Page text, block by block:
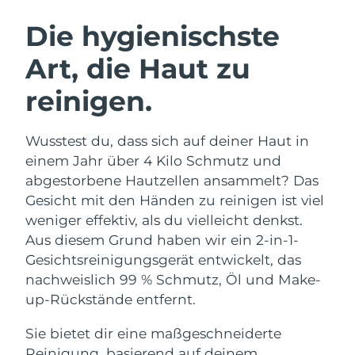
Die hygienischste
Art, die Haut zu
reinigen.
Wusstest du, dass sich auf deiner Haut in
einem Jahr über 4 Kilo Schmutz und
abgestorbene Hautzellen ansammelt? Das
Gesicht mit den Händen zu reinigen ist viel
weniger effektiv, als du vielleicht denkst.
Aus diesem Grund haben wir ein 2-in-1-
Gesichtsreinigungsgerät entwickelt, das
nachweislich 99 % Schmutz, Öl und Make-
up-Rückstände entfernt.
Sie bietet dir eine maßgeschneiderte
Gesichtsreinigung
Anti-aging massage
LUNA™ 4 Plus
Massage, LED heating
LUNA™ 4 Men
For men, anti-aging massage
Microcurrent toning
BEAR™ 2 go
Microcurrent toning on-the-go
BEAR™ 2 eyes & lips
Microcurrent line smoothing device
Hydratisierung
UFO™ 3 Set
Deep facial hydration
UFO™ 3 LED
device
Mundpflege
issa™ 4
Hybrid silicone sonic toothbrush
issa™ 4 plus
FAQ™ ANTI-AGING-BEHANDLUNG
Anti-aging LED-Behandlungen
NEW
Österreich Erwartete Lieferung
Bahrain Erwartete Lieferung
Belgien
Bermuda Erwartete Lieferung
Bosnien und
Herzegowina
Erwartete Lieferung8/15/26
Brunei Darussalam Erwartete Lieferung8/17/26
Bulgarien Erwartete Lieferung8/12/26